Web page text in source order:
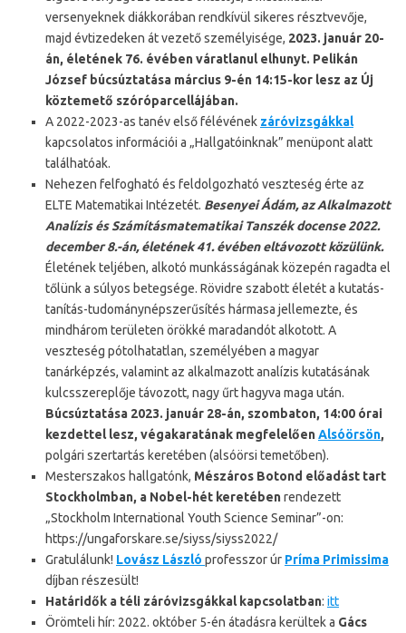
versenyeknek diákkorában rendkívül sikeres résztvevője,
majd évtizedeken át vezető személyisége, 2023. január 20-
án, életének 76. évében váratlanul elhunyt. Pelikán
József búcsúztatása március 9-én 14:15-kor lesz az Új
köztemető szóróparcellájában.
A 2022-2023-as tanév első félévének záróvizsgákkal
kapcsolatos információi a „Hallgatóinknak” menüpont alatt
találhatóak.
Nehezen felfogható és feldolgozható veszteség érte az
ELTE Matematikai Intézetét. Besenyei Ádám, az Alkalmazott
Analízis és Számításmatematikai Tanszék docense 2022.
december 8.-án, életének 41. évében eltávozott közülünk.
Életének teljében, alkotó munkásságának közepén ragadta el
tőlünk a súlyos betegsége. Rövidre szabott életét a kutatás-
tanítás-tudománynépszerűsítés hármasa jellemezte, és
mindhárom területen örökké maradandót alkotott. A
veszteség pótolhatatlan, személyében a magyar
tanárképzés, valamint az alkalmazott analízis kutatásának
kulcsszereplője távozott, nagy űrt hagyva maga után.
Búcsúztatása 2023. január 28-án, szombaton, 14:00 órai
kezdettel lesz, végakaratának megfelelőenAlsóörsön,
polgári szertartás keretében (alsóörsi temetőben).
Mesterszakos hallgatónk, Mészáros Botond előadást tart
Stockholmban, a Nobel-hét keretébenrendezett
„Stockholm International Youth Science Seminar”-on:
https://ungaforskare.se/siyss/siyss2022/
Gratulálunk! Lovász László professzor úr Príma Primissima
díjban részesült!
Határidők a téli záróvizsgákkal kapcsolatban: itt
Örömteli hír: 2022. október 5-én átadásra kerültek a Gács